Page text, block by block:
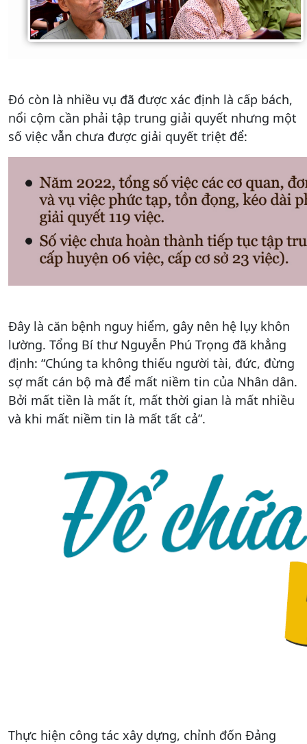
Đó còn là nhiều vụ đã được xác định là cấp bách,
nổi cộm cần phải tập trung giải quyết nhưng một
số việc vẫn chưa được giải quyết triệt để:
Đây là căn bệnh nguy hiểm, gây nên hệ lụy khôn
lường. Tổng Bí thư Nguyễn Phú Trọng đã khẳng
định: “Chúng ta không thiếu người tài, đức, đừng
sợ mất cán bộ mà để mất niềm tin của Nhân dân.
Bởi mất tiền là mất ít, mất thời gian là mất nhiều
và khi mất niềm tin là mất tất cả”.
Thực hiện công tác xây dựng, chỉnh đốn Đảng